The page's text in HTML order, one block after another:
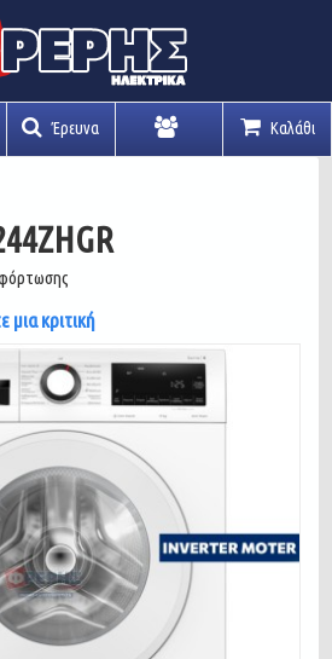
Έρευνα Καλάθι
μια κριτική